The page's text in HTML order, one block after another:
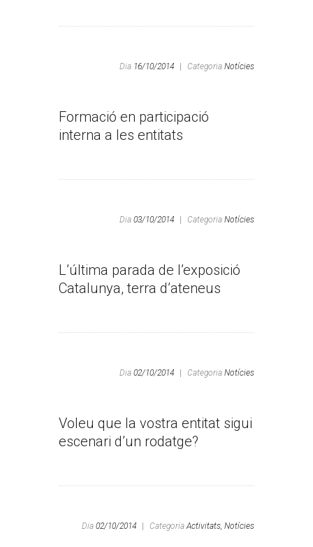
Dia 16/10/2014 Categoria Notícies
Formació en participació
interna a les entitats
Dia 03/10/2014 Categoria Notícies
L’última parada de l’exposició
Catalunya, terra d’ateneus
Dia 02/10/2014 Categoria Notícies
Voleu que la vostra entitat sigui
escenari d’un rodatge?
Dia 02/10/2014 CategoriaActivitats, Notícies